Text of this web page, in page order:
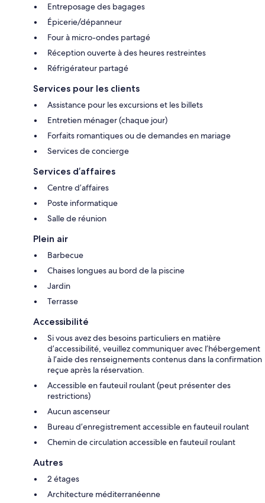
Entreposage des bagages
Épicerie/dépanneur
Four à micro-ondes partagé
Réception ouverte à des heures restreintes
Réfrigérateur partagé
Services pour les clients
Assistance pour les excursions et les billets
Entretien ménager (chaque jour)
Forfaits romantiques ou de demandes en mariage
Services de concierge
Services d’affaires
Centre d’affaires
Poste informatique
Salle de réunion
Plein air
Barbecue
Chaises longues au bord de la piscine
Jardin
Terrasse
Accessibilité
Si vous avez des besoins particuliers en matière
d’accessibilité, veuillez communiquer avec l’hébergement
à l’aide des renseignements contenus dans la confirmation
reçue après la réservation.
Accessible en fauteuil roulant (peut présenter des
restrictions)
Aucun ascenseur
Bureau d’enregistrement accessible en fauteuil roulant
Chemin de circulation accessible en fauteuil roulant
Autres
2 étages
Architecture méditerranéenne